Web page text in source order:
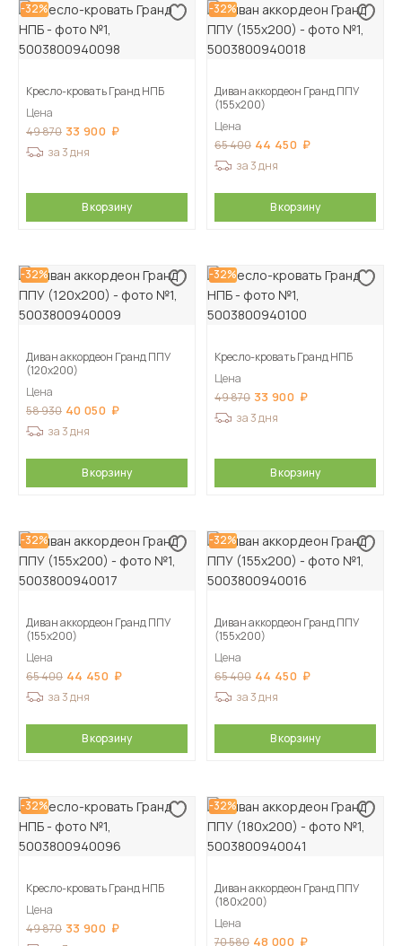
-32%
Кресло-кровать Гранд НПБ
Цена
49 870 33 900
за 3 дня
В корзину
-32%
Диван аккордеон Гранд ППУ
(155х200)
Цена
65 400 44 450
за 3 дня
В корзину
-32%
Диван аккордеон Гранд ППУ
(120х200)
Цена
58 930 40 050
за 3 дня
В корзину
-32%
Кресло-кровать Гранд НПБ
Цена
49 870 33 900
за 3 дня
В корзину
-32%
Диван аккордеон Гранд ППУ
(155х200)
Цена
65 400 44 450
за 3 дня
В корзину
-32%
Диван аккордеон Гранд ППУ
(155х200)
Цена
65 400 44 450
за 3 дня
В корзину
-32%
Кресло-кровать Гранд НПБ
Цена
49 870 33 900
-32%
Диван аккордеон Гранд ППУ
(180х200)
Цена
70 580 48 000